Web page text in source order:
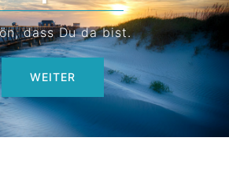
ich meine Inhalte.
WEITER